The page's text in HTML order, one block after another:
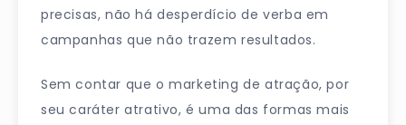
precisas, não há desperdício de verba em
campanhas que não trazem resultados.
Sem contar que o marketing de atração, por
seu caráter atrativo, é uma das formas mais